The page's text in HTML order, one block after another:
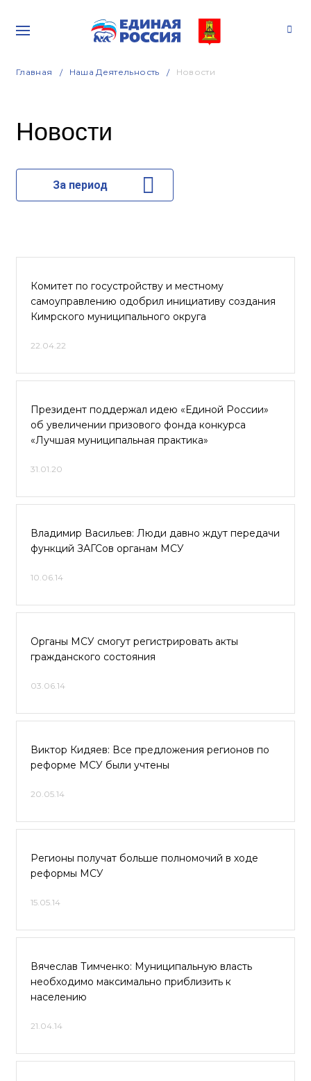
Главная Наша Деятельность Новости
Новости
За период
Комитет по госустройству и местному
самоуправлению одобрил инициативу создания
Кимрского муниципального округа
22.04.22
Президент поддержал идею «Единой России»
об увеличении призового фонда конкурса
«Лучшая муниципальная практика»
31.01.20
Владимир Васильев: Люди давно ждут передачи
функций ЗАГСов органам МСУ
10.06.14
Органы МСУ смогут регистрировать акты
гражданского состояния
03.06.14
Виктор Кидяев: Все предложения регионов по
реформе МСУ были учтены
20.05.14
Регионы получат больше полномочий в ходе
реформы МСУ
15.05.14
Вячеслав Тимченко: Муниципальную власть
необходимо максимально приблизить к
населению
21.04.14